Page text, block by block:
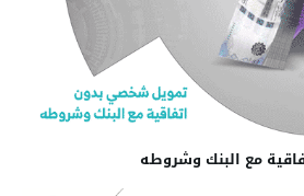
مع البنك وشروطه